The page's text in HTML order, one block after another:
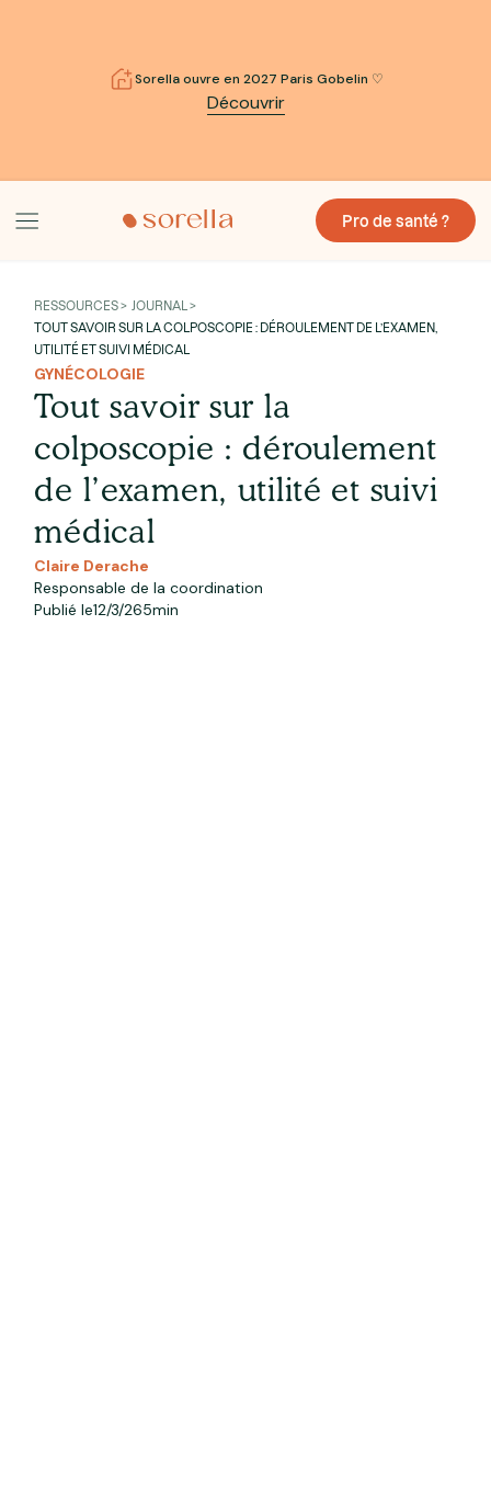
Sorella ouvre en 2027 Paris Gobelin ♡
Découvrir
Pro de santé ?
RESSOURCES > JOURNAL >
TOUT SAVOIR SUR LA COLPOSCOPIE : DÉROULEMENT DE L’EXAMEN,
UTILITÉ ET SUIVI MÉDICAL
GYNÉCOLOGIE
Tout savoir sur la
colposcopie : déroulement
de l’examen, utilité et suivi
médical
Claire Derache
Responsable de la coordination
Publié le12/3/265min